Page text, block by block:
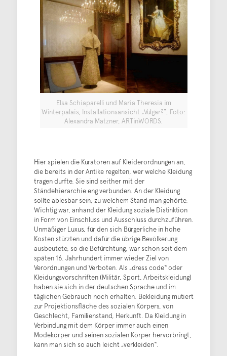
Elsa Schiaparelli und Maria Theresia im
Winterpalais, Installationsansicht „Vulgär?“, Foto:
Alexandra Matzner, ARTinWORDS.
Hier spielen die Kuratoren auf Kleiderordnungen an,
die bereits in der Antike regelten, wer welche Kleidung
tragen durfte. Sie sind seither mit der
Ständehierarchie eng verbunden. An der Kleidung
sollte ablesbar sein, zu welchem Stand man gehörte.
Wichtig war, anhand der Kleidung soziale Distinktion
in Form von Einschluss und Ausschluss durchzuführen.
Unmäßiger Luxus, für den sich Bürgerliche in hohe
Kosten stürzten und dafür die übrige Bevölkerung
ausbeutete, so die Befürchtung, war schon seit dem
späten 16. Jahrhundert immer wieder Ziel von
Verordnungen und Verboten. Als „dress code“ oder
Kleidungsvorschriften (Militär, Sport, Arbeitskleidung)
haben sie sich in der deutschen Sprache und im
täglichen Gebrauch noch erhalten. Bekleidung mutiert
zur Projektionsfläche des sozialen Körpers, von
Geschlecht, Familienstand, Herkunft. Da Kleidung in
Verbindung mit dem Körper immer auch einen
Modekörper und seinen sozialen Körper hervorbringt,
kann man sich so auch leicht „verkleiden“.